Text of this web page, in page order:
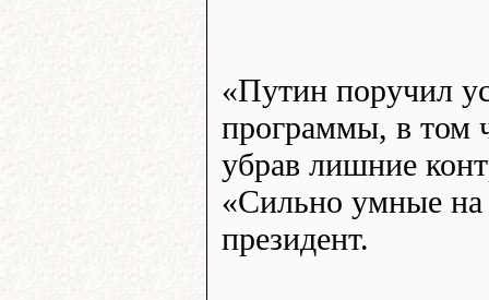
«Путин поручил
программы, в том
убрав лишние
«Сильно умные
президент.